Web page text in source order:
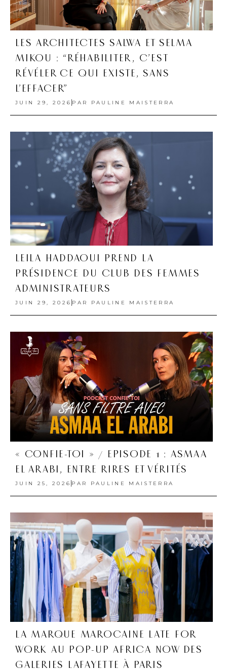
LES ARCHITECTES SALWA ET SELMA
MIKOU : “RÉHABILITER, C’EST
RÉVÉLER CE QUI EXISTE, SANS
L’EFFACER”
JUIN 29, 2026 PAR PAULINE MAISTERRA
LEILA HADDAOUI PREND LA
PRÉSIDENCE DU CLUB DES FEMMES
ADMINISTRATEURS
JUIN 29, 2026 PAR PAULINE MAISTERRA
« CONFIE-TOI » / EPISODE 1 : ASMAA
EL ARABI, ENTRE RIRES ET VÉRITÉS
JUIN 25, 2026 PAR PAULINE MAISTERRA
LA MARQUE MAROCAINE LATE FOR
WORK AU POP-UP AFRICA NOW DES
GALERIES LAFAYETTE À PARIS